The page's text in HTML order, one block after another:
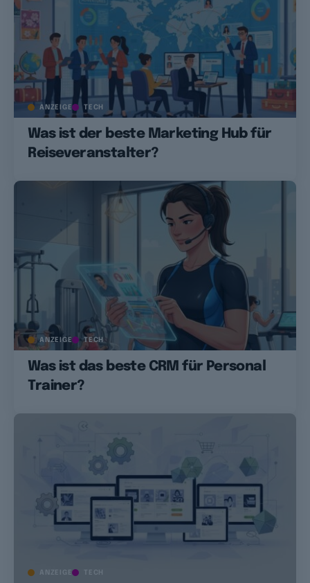
ANZEIGE TECH
Was ist der beste Marketing Hub für
Reiseveranstalter?
ANZEIGE TECH
Was ist das beste CRM für Personal
Trainer?
ANZEIGE TECH